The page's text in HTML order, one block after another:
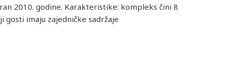
2010. godine. Karakteristike: kompleks čini 8
gosti imaju zajedničke sadržaje